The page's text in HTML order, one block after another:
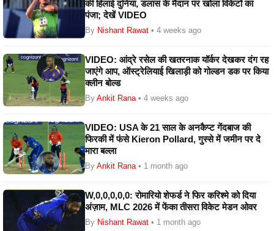
की हिलाई दुनिया, डलास के मैदान पर खोला विकेटों का
पंजा; देखें VIDEO
By Nishant Rawat • 4 weeks ago
VIDEO: आंद्रे रसेल की खतरनाक यॉर्कर देखकर दंग रह
जाएंगे आप, ऑस्ट्रेलियाई खिलाड़ी को गोल्डन डक पर किया
क्लीन बोल्ड
By Ankit Rana• 4 weeks ago
VIDEO: USA के 21 साल के अनकैप्ट गेंदबाज की
फिरकी में फंसे Kieron Pollard, गुस्से में जमीन पर दे
मारा बल्ला
By Ankit Rana• 1 month ago
W,0,0,0,0,0: रोमारियो शेफर्ड ने फिर करिश्मे को दिया
अंज़ाम, MLC 2026 में फेंका तीसरा विकेट मेडन ओवर
By Nishant Rawat • 1 month ago